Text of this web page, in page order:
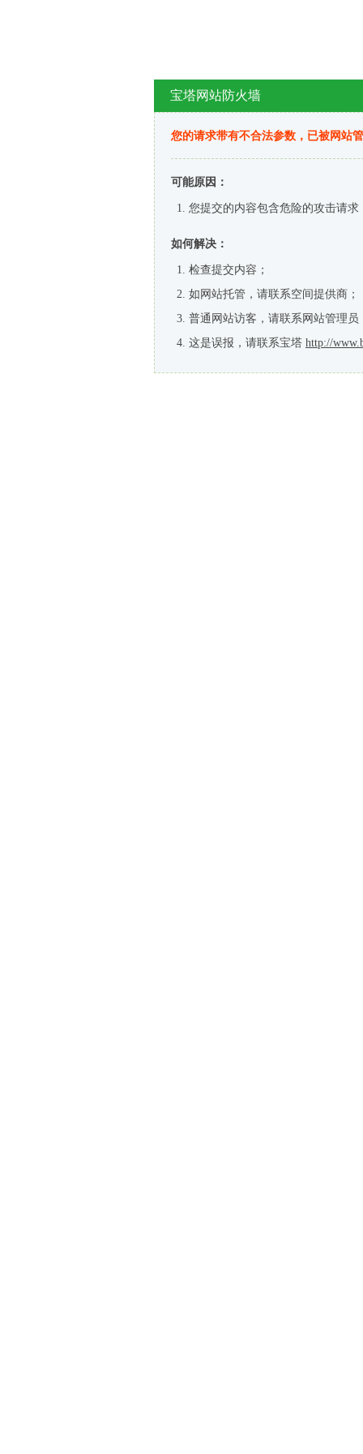
宝塔网站防火墙
您的请求带有不合法参数，已被网站
可能原因：
您提交的内容包含危险的攻击请求
如何解决：
检查提交内容；
如网站托管，请联系空间提供商；
普通网站访客，请联系网站管理员
这是误报，请联系宝塔 http://